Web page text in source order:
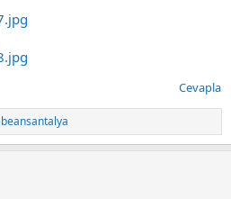
Cevapla